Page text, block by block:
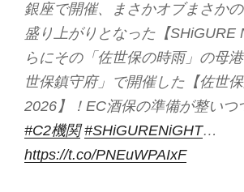
銀座で開催、まさかオブまさか
盛り上がりとなった【SHiGURE
らにその「佐世保の時雨」の母
世保鎮守府」で開催した【佐世
2026】！EC酒保の準備が整いつ
#C2機関 #SHiGURENiGHT…
https://t.co/PNEuWPAIxF